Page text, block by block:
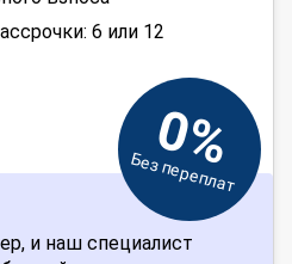
6 или 12
0%
Без переплат
и наш специалист